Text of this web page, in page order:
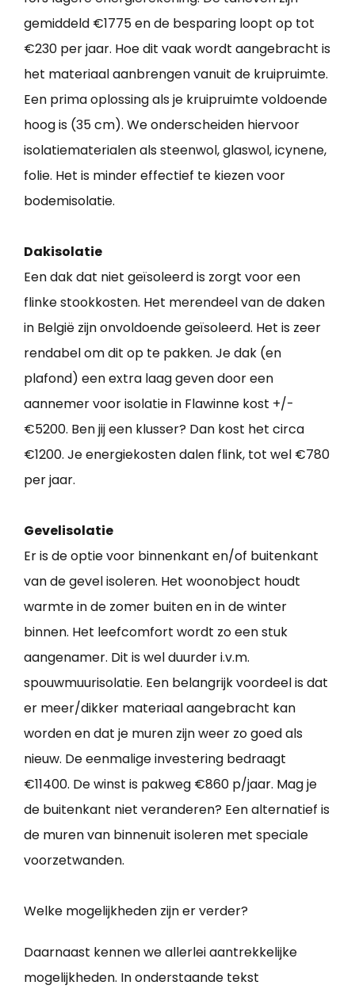
gemiddeld €1775 en de besparing loopt op tot
€230 per jaar. Hoe dit vaak wordt aangebracht is
het materiaal aanbrengen vanuit de kruipruimte.
Een prima oplossing als je kruipruimte voldoende
hoog is (35 cm). We onderscheiden hiervoor
isolatiematerialen als steenwol, glaswol, icynene,
folie. Het is minder effectief te kiezen voor
bodemisolatie.
Dakisolatie
Een dak dat niet geïsoleerd is zorgt voor een
flinke stookkosten. Het merendeel van de daken
in België zijn onvoldoende geïsoleerd. Het is zeer
rendabel om dit op te pakken. Je dak (en
plafond) een extra laag geven door een
aannemer voor isolatie in Flawinne kost +/-
€5200. Ben jij een klusser? Dan kost het circa
€1200. Je energiekosten dalen flink, tot wel €780
per jaar.
Gevelisolatie
Er is de optie voor binnenkant en/of buitenkant
van de gevel isoleren. Het woonobject houdt
warmte in de zomer buiten en in de winter
binnen. Het leefcomfort wordt zo een stuk
aangenamer. Dit is wel duurder i.v.m.
spouwmuurisolatie. Een belangrijk voordeel is dat
er meer/dikker materiaal aangebracht kan
worden en dat je muren zijn weer zo goed als
nieuw. De eenmalige investering bedraagt
€11400. De winst is pakweg €860 p/jaar. Mag je
de buitenkant niet veranderen? Een alternatief is
de muren van binnenuit isoleren met speciale
voorzetwanden.
Welke mogelijkheden zijn er verder?
Daarnaast kennen we allerlei aantrekkelijke
mogelijkheden. In onderstaande tekst